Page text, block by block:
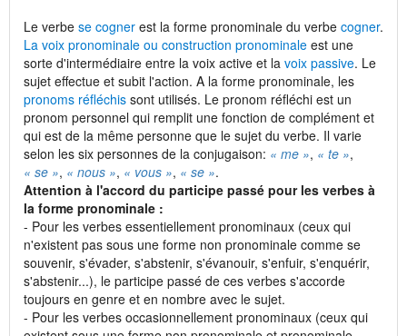
Le verbe se cogner est la forme pronominale du verbe cogner.
La voix pronominale ou construction pronominale est une
sorte d'intermédiaire entre la voix active et la voix passive. Le
sujet effectue et subit l'action. A la forme pronominale, les
pronoms réfléchis sont utilisés. Le pronom réfléchi est un
pronom personnel qui remplit une fonction de complément et
qui est de la même personne que le sujet du verbe. Il varie
selon les six personnes de la conjugaison: « me », « te »,
« se », « nous », « vous », « se ».
Attention à l'accord du participe passé pour les verbes à
la forme pronominale :
- Pour les verbes essentiellement pronominaux (ceux qui
n'existent pas sous une forme non pronominale comme se
souvenir, s'évader, s'abstenir, s'évanouir, s'enfuir, s'enquérir,
s'abstenir...), le participe passé de ces verbes s'accorde
toujours en genre et en nombre avec le sujet.
- Pour les verbes occasionnellement pronominaux (ceux qui